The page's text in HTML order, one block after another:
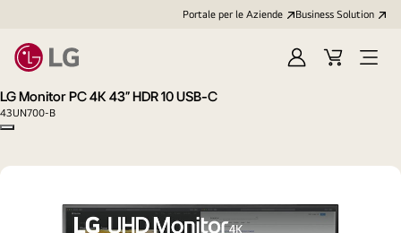
Portale per le Aziende Business Solution
AccediCart
Open
LG Monitor PC 4K 43” HDR 10 USB-C
43UN700-B
Copy model name